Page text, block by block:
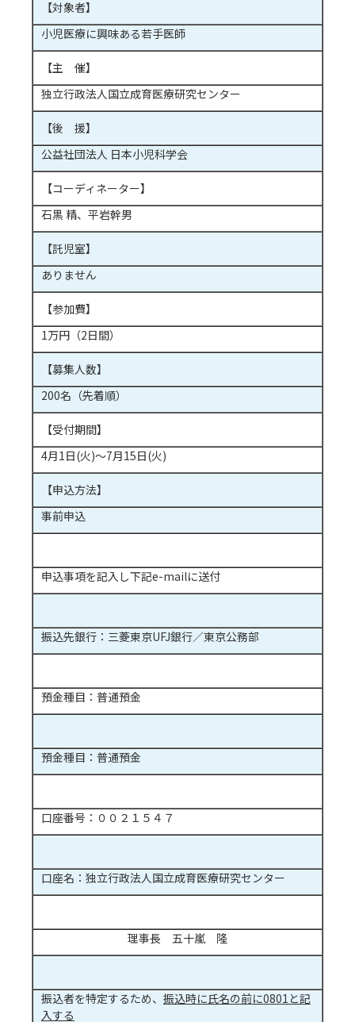
【対象者】
小児医療に興味ある若手医師
【主 催】
独立行政法人国立成育医療研究センター
【後 援】
公益社団法人 日本小児科学会
【コーディネーター】
石黒 精、平岩幹男
【託児室】
ありません
【参加費】
1万円（2日間）
【募集人数】
200名（先着順）
【受付期間】
4月1日(火)～7月15日(火)
【申込方法】
事前申込
申込事項を記入し下記e-mailに送付
振込先銀行：三菱東京UFJ銀行／東京公務部
預金種目：普通預金
預金種目：普通預金
口座番号：００２１５４７
口座名：独立行政法人国立成育医療研究センター
理事長 五十嵐 隆
振込者を特定するため、 振込時に氏名の前に0801と記
入する